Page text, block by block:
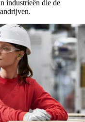
industrieën die de